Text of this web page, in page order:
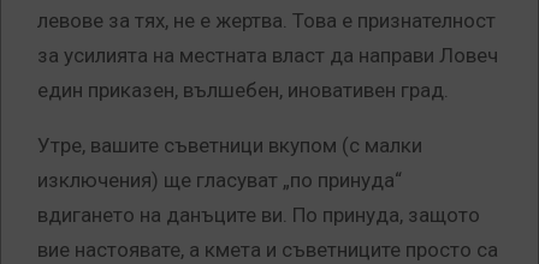
левове за тях, не е жертва. Това е признателност
за усилията на местната власт да направи Ловеч
един приказен, вълшебен, иновативен град.
Утре, вашите съветници вкупом (с малки
изключения) ще гласуват „по принуда“
вдигането на данъците ви. По принуда, защото
вие настоявате, а кмета и съветниците просто са